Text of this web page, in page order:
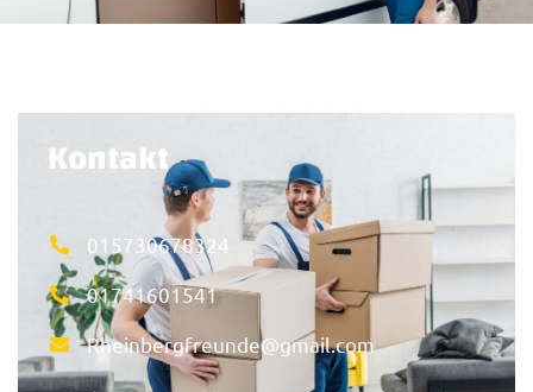
Kontakt
015730678324
01741601541
Rheinbergfreunde@gmail.com